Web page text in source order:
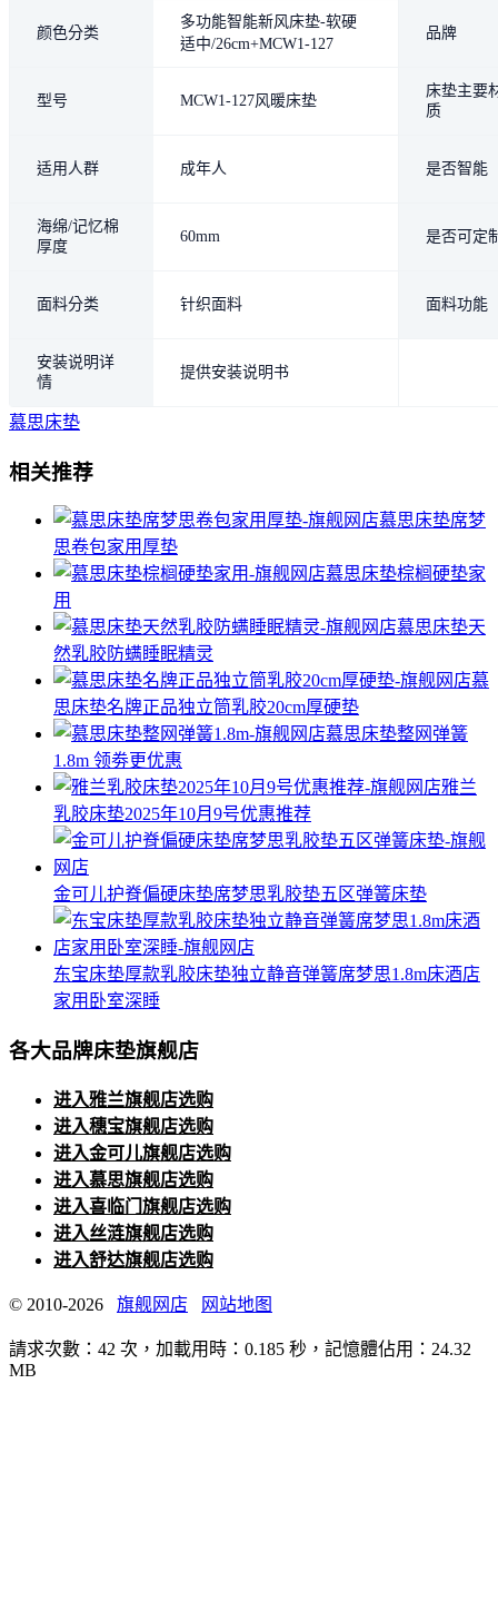
颜色分类
多功能智能新风床垫-软硬
适中/26cm+MCW1-127
品牌
型号 MCW1-127风暖床垫
床垫主要
质
适用人群 成年人 是否智能
海绵/记忆棉
厚度
60mm 是否可定
面料分类 针织面料 面料功能
安装说明详
情
提供安装说明书
慕思床垫
相关推荐
慕思床垫席梦
思卷包家用厚垫
慕思床垫棕榈硬垫家
用
慕思床垫天
然乳胶防螨睡眠精灵
慕
思床垫名牌正品独立筒乳胶20cm厚硬垫
慕思床垫整网弹簧
1.8m 领劵更优惠
雅兰
乳胶床垫2025年10月9号优惠推荐
金可儿护脊偏硬床垫席梦思乳胶垫五区弹簧床垫
东宝床垫厚款乳胶床垫独立静音弹簧席梦思1.8m床酒店
家用卧室深睡
各大品牌床垫旗舰店
进入雅兰旗舰店选购
进入穗宝旗舰店选购
进入金可儿旗舰店选购
进入慕思旗舰店选购
进入喜临门旗舰店选购
进入丝涟旗舰店选购
进入舒达旗舰店选购
© 2010-2026 旗舰网店 网站地图
請求次數：42 次，加載用時：0.185 秒，記憶體佔用：24.32
MB